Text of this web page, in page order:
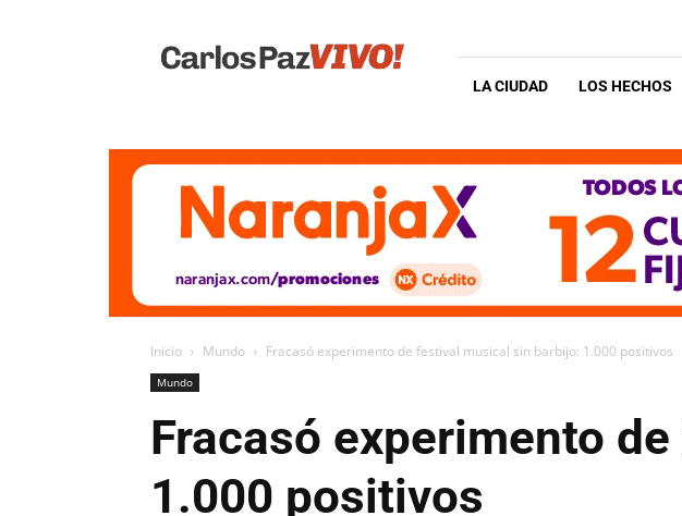
Vivo
LA CIUDAD LOS HECHOS
Inicio Mundo Fracasó experimento de festival musical sin barbijo: 1.000 positivos
Mundo
Fracasó experimento
1.000 positivos